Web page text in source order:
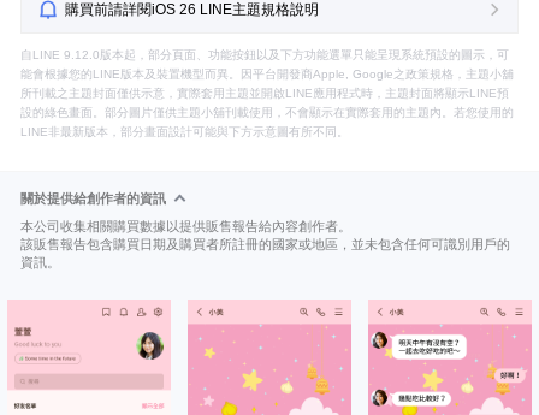
購買前請詳閱iOS 26 LINE主題規格說明
自LINE 9.12.0版本起，部分頁面、功能按鈕以及下方功能選單只能呈現系統預設的圖示，可
能會根據您的LINE版本及裝置機型而異。因平台開發商Apple, Google之政策規格，主題小舖
所刊載之主題封面僅供示意，實際套用主題並開啟LINE應用程式時，主題封面將顯示LINE預
設的綠色畫面。部分圖片僅供主題小舖刊載使用，不會顯示在實際套用的主題內。若您使用的
LINE非最新版本，部分畫面設計可能與下方示意圖有所不同。
關於提供給創作者的資訊
本公司收集相關購買數據以提供販售報告給內容創作者。
該販售報告包含購買日期及購買者所註冊的國家或地區，並未包含任何可識別用戶的
資訊。